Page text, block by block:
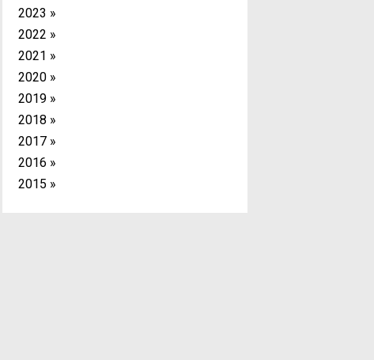
2023 »
2022 »
2021 »
2020 »
2019 »
2018 »
2017 »
2016 »
2015 »